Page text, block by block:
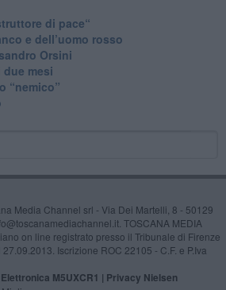
di pace“
e dell’uomo rosso
Orsini
mesi
“nemico”
Media Channel srl - Via Dei Martelli, 8 - 50129
TOSCANA MEDIA
on line registrato presso il Tribunale di Firenze
Iscrizione ROC 22105 - C.F. e P.Iva
M5UXCR1 | Privacy Nielsen